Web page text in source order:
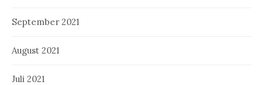
September 2021
August 2021
Juli 2021